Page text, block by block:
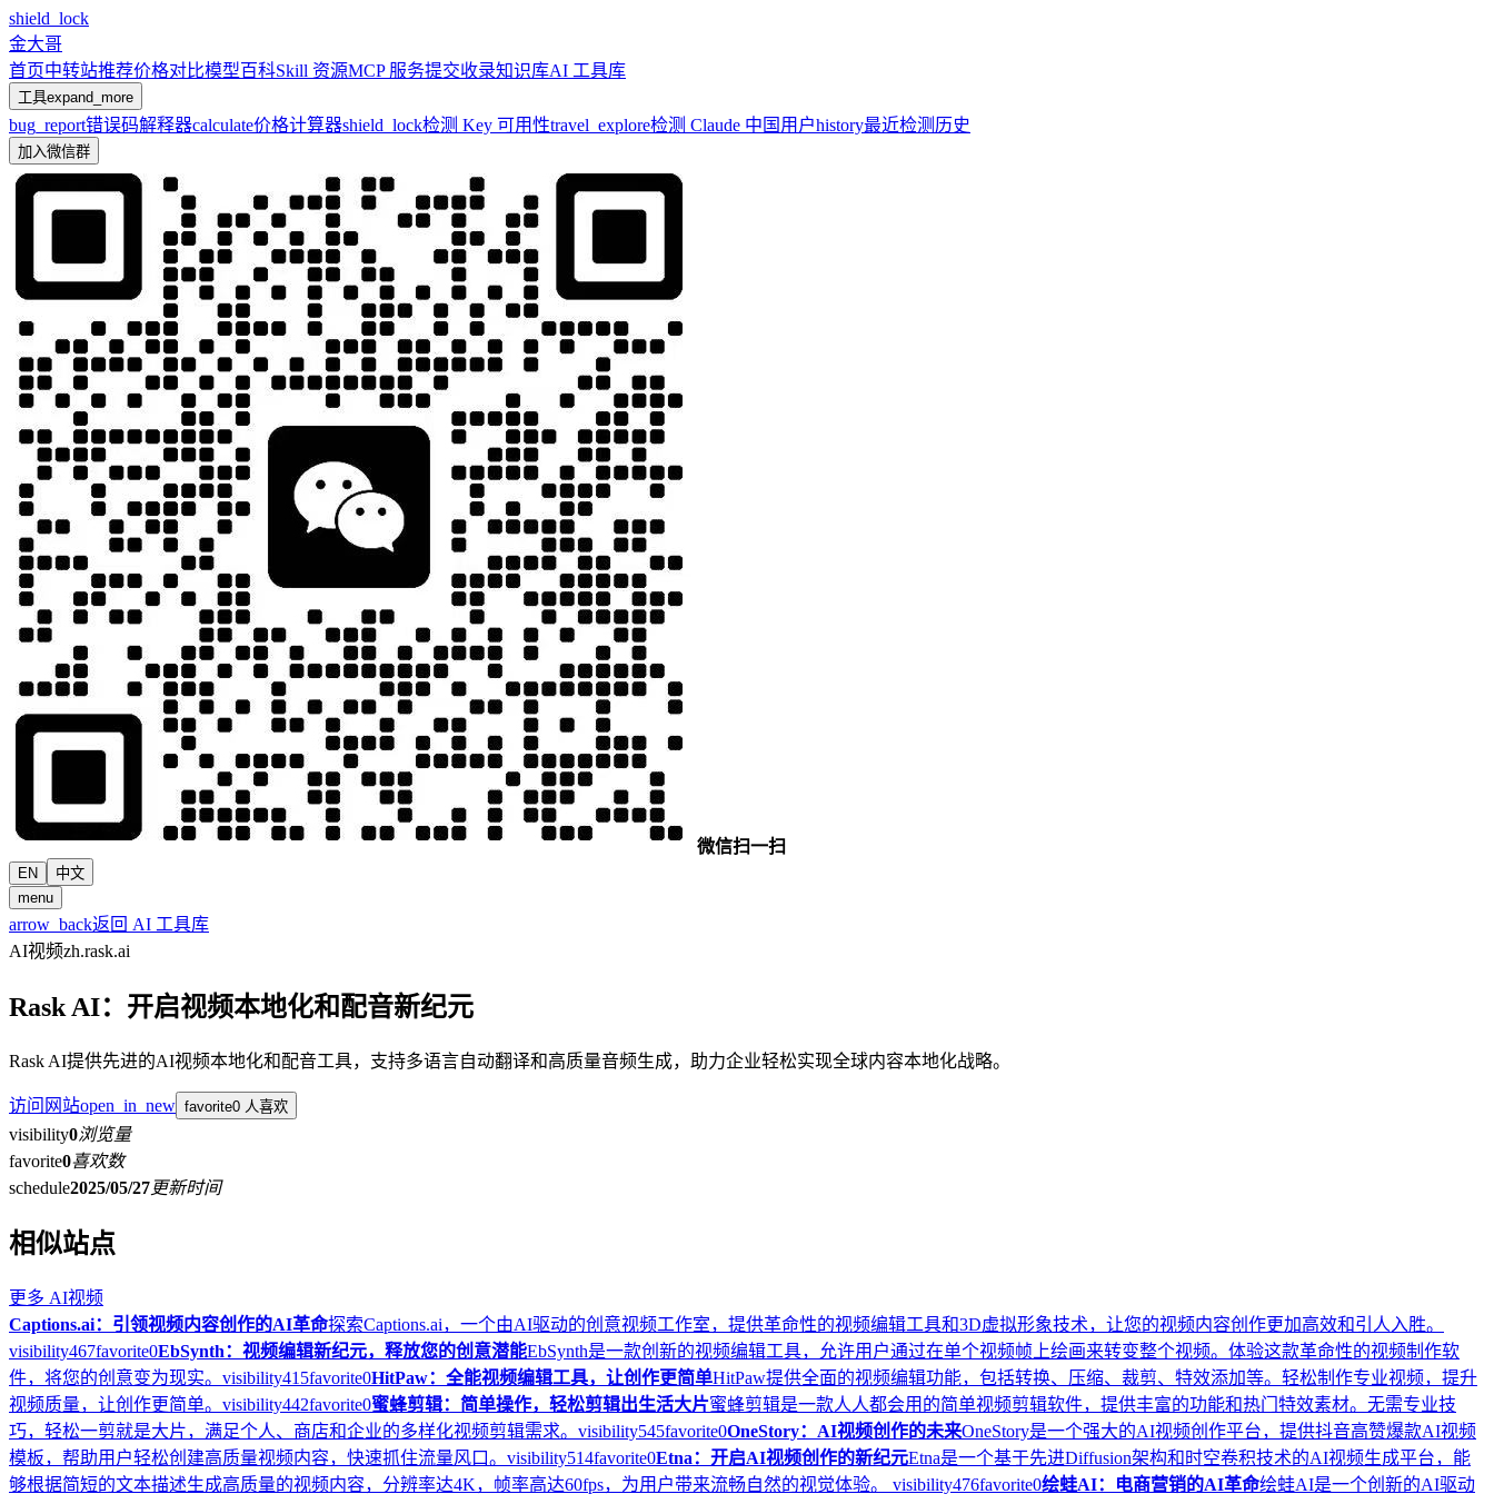
shield_lock
金大哥
首页中转站推荐价格对比模型百科Skill 资源MCP 服务提交收录知识库AI 工具库
工具expand_more
bug_report错误码解释器calculate价格计算器shield_lock检测 Key 可用性travel_explore检测 Claude 中国用户history最近检测历史
加入微信群
微信扫一扫
EN
中文
menu
arrow_back返回 AI 工具库
AI视频zh.rask.ai
Rask AI：开启视频本地化和配音新纪元
Rask AI提供先进的AI视频本地化和配音工具，支持多语言自动翻译和高质量音频生成，助力企业轻松实现全球内容本地化战略。
访问网站open_in_new favorite0 人喜欢
visibility0浏览量
favorite0喜欢数
schedule2025/05/27更新时间
相似站点
更多 AI视频
Captions.ai：引领视频内容创作的AI革命探索Captions.ai，一个由AI驱动的创意视频工作室，提供革命性的视频编辑工具和3D虚拟形象技术，让您的视频内容创作更加高效和引人入胜。
visibility467favorite0EbSynth：视频编辑新纪元，释放您的创意潜能EbSynth是一款创新的视频编辑工具，允许用户通过在单个视频帧上绘画来转变整个视频。体验这款革命性的视频制作软
件，将您的创意变为现实。 visibility415favorite0HitPaw：全能视频编辑工具，让创作更简单HitPaw提供全面的视频编辑功能，包括转换、压缩、裁剪、特效添加等。轻松制作专业视频，提升
视频质量，让创作更简单。 visibility442favorite0蜜蜂剪辑：简单操作，轻松剪辑出生活大片蜜蜂剪辑是一款人人都会用的简单视频剪辑软件，提供丰富的功能和热门特效素材。无需专业技
巧，轻松一剪就是大片，满足个人、商店和企业的多样化视频剪辑需求。 visibility545favorite0OneStory：AI视频创作的未来OneStory是一个强大的AI视频创作平台，提供抖音高赞爆款AI视频
模板，帮助用户轻松创建高质量视频内容，快速抓住流量风口。 visibility514favorite0Etna：开启AI视频创作的新纪元Etna是一个基于先进Diffusion架构和时空卷积技术的AI视频生成平台，能
够根据简短的文本描述生成高质量的视频内容，分辨率达4K，帧率高达60fps，为用户带来流畅自然的视觉体验。 visibility476favorite0绘蛙AI：电商营销的AI革命绘蛙AI是一个创新的AI驱动